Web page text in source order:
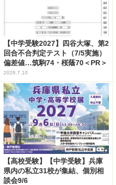
【中学受験2027】四谷大塚、第2
回合不合判定テスト（7/5実施）
偏差値…筑駒74・桜蔭70＜PR＞
2026.7.10
【高校受験】【中学受験】兵庫
県内の私立31校が集結、個別相
談会9/6